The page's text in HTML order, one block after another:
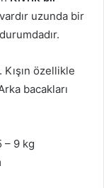
uzunda bir
özellikle
bacakları
– 9 kg